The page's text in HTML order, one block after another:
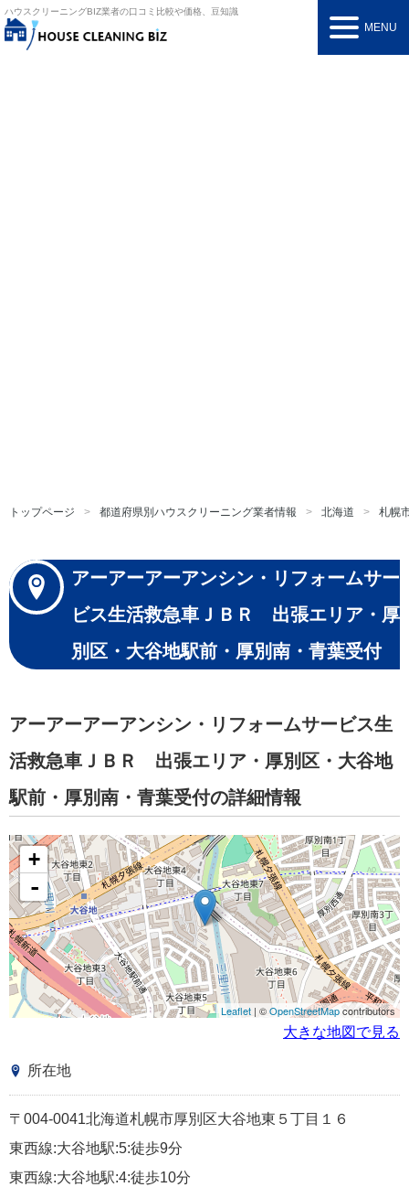
ハウスクリーニングBIZ業者の口コミ比較や価格、豆知識
MENU
トップページ 都道府県別ハウスクリーニング業者情報 北海道 札幌
アーアーアーアンシン・リフォームサー
ビス生活救急車ＪＢＲ 出張エリア・厚
別区・大谷地駅前・厚別南・青葉受付
アーアーアーアンシン・リフォームサービス生
活救急車ＪＢＲ 出張エリア・厚別区・大谷地
駅前・厚別南・青葉受付の詳細情報
+
-
Leaflet | ©OpenStreetMapcontributors
大きな地図で見る
所在地
〒004-0041北海道札幌市厚別区大谷地東５丁目１６
東西線:大谷地駅:5:徒歩9分
東西線:大谷地駅:4:徒歩10分